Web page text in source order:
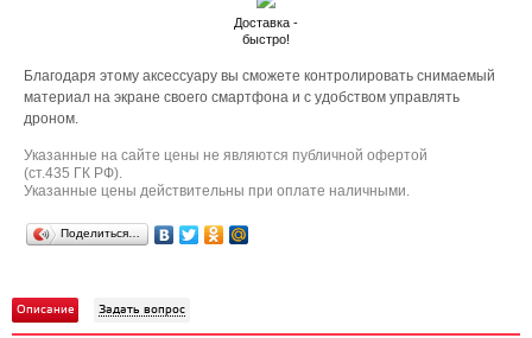
Доставка -
быстро!
Благодаря этому аксессуару вы сможете контролировать снимаемый
материал на экране своего смартфона и с удобством управлять
дроном.
Указанные на сайте цены не являются публичной офертой
(ст.435 ГК РФ).
Указанные цены действительны при оплате наличными.
Поделиться…
Описание Задать вопрос